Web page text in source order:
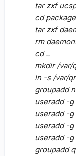
tar zxf
cd package
tar zxf
rm
cd ..
mkdir /var/
ln -s /var/
groupadd
useradd -
useradd -
useradd -
useradd -
groupadd